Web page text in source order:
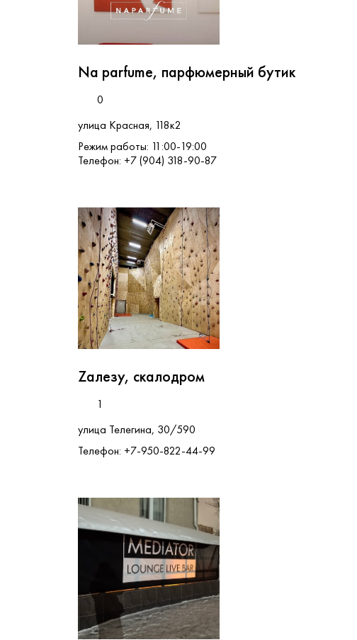
Na parfume, парфюмерный бутик
0
улица Красная, 118к2
Режим работы: 11:00-19:00
Телефон: +7 (904) 318-90-87
Zaлезу, скалодром
1
улица Телегина, 30/590
Телефон: +7-950-822-44-99